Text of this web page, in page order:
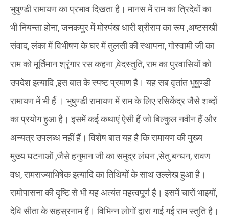
भुषुण्डी रामायण का प्रभाव दिखता है। मानस में राम का त्रिदेवों का
भी नियन्ता होना, जनकपुर में मोरपंख धारी श्रीराम का रूप ,अष्टसखी
संवाद, लंका में विभीषण के घर में तुलसी की स्थापना, गोस्वामी जी का
राम को मूर्तिमान श्रृंगार रस कहना ,वेदस्तुति, राम का पुरवासियों को
उपदेश इत्यादि ,इस बात के स्पष्ट प्रमाण है। यह सब वृतांत भुषुण्डी
रामायण में भी हैं । भुषुण्डी रामायण में राम के लिए रसिकेंद्र जैसे शब्दों
का प्रयोग हुआ है। इसमें कई कथाएं ऐसी हैं जो बिल्कुल नवीन हैं और
अन्यत्र उपलब्ध नहीं हैं। विशेष बात यह है कि रामायण की मुख्य
मुख्य घटनाओं ,जैसे हनुमान जी का समुद्र लंघन ,सेतु बन्धन, रावण
वध, रामराज्याभिषेक इत्यादि का तिथियों के साथ उल्लेख हुआ है।
रामोपासना की दृष्टि से भी यह अत्यंत महत्वपूर्ण है। इसमें चारों भाइयों,
देवि सीता के सहस्रनाम हैं। विभिन्न लोगों द्वारा गाई गई राम स्तुति है।